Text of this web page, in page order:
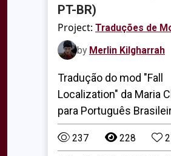
PT-BR)
Project: Traduções de
by Merlin Kilgharrah
Tradução do mod "Fall
Localization" da Maria
para Português
237 228